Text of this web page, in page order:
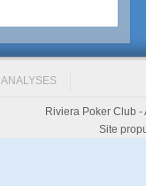
ANALYSES
Riviera Poker Club
Site